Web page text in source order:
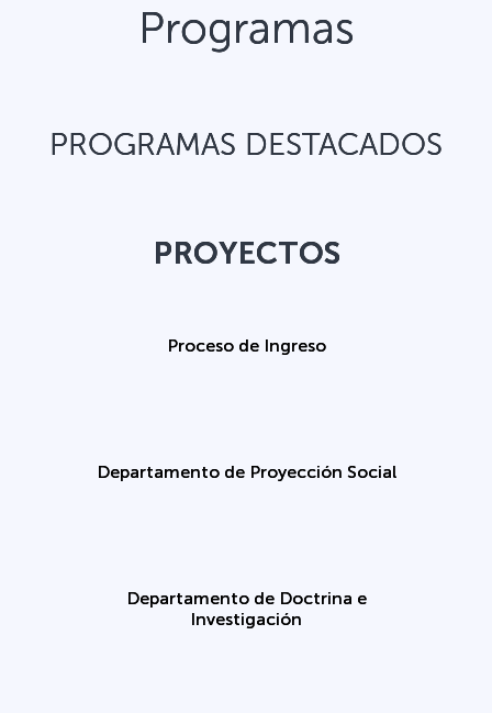
Programas
PROGRAMAS DESTACADOS
PROYECTOS
Proceso de Ingreso
Departamento de Proyección Social
Departamento de Doctrina e
Investigación